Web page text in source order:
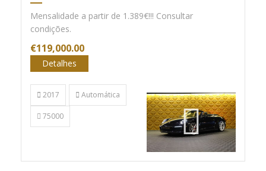
Mensalidade a partir de 1.389€!!! Consultar
condições.
€119,000.00
Detalhes
2017 Automática
75000